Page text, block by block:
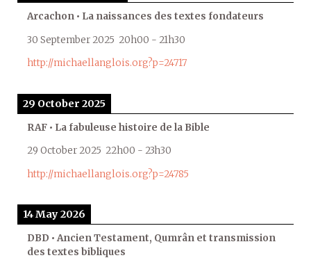
Arcachon • La naissances des textes fondateurs
30 September 2025 20h00 - 21h30
http://michaellanglois.org?p=24717
29 October 2025
RAF • La fabuleuse histoire de la Bible
29 October 2025 22h00 - 23h30
http://michaellanglois.org?p=24785
14 May 2026
DBD • Ancien Testament, Qumrân et transmission
des textes bibliques